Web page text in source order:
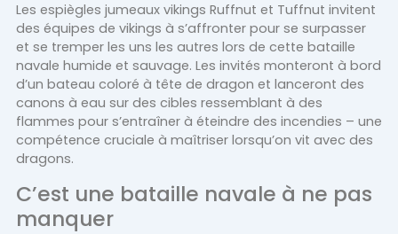
Les espiègles jumeaux vikings Ruffnut et Tuffnut invitent
des équipes de vikings à s’affronter pour se surpasser
et se tremper les uns les autres lors de cette bataille
navale humide et sauvage. Les invités monteront à bord
d’un bateau coloré à tête de dragon et lanceront des
canons à eau sur des cibles ressemblant à des
flammes pour s’entraîner à éteindre des incendies – une
compétence cruciale à maîtriser lorsqu’on vit avec des
dragons.
C’est une bataille navale à ne pas
manquer